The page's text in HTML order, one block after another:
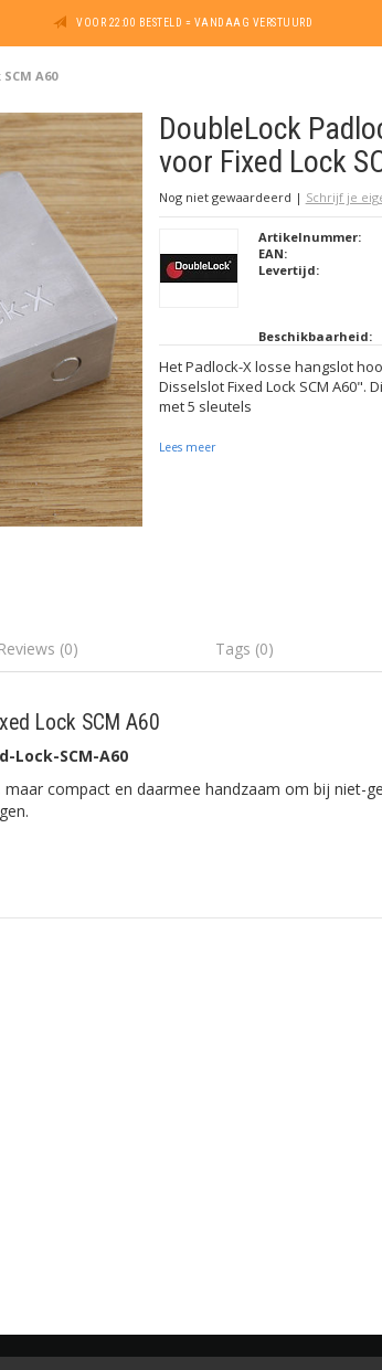
VOOR 22:00 BESTELD = VANDAAG VERSTUURD
A60
DoubleLock
voor Fixed Lock
Nog niet gewaardeerd | Schrijf je
Artikelnummer:
EAN:
Levertijd:
Beschikbaarheid:
Het Padlock-X losse hangslot
Disselslot Fixed Lock SCM A60".
met 5 sleutels
Lees meer
Reviews (0) Tags (0)
Lock SCM A60
Lock-SCM-A60
maar compact en daarmee handzaam om bij niet-